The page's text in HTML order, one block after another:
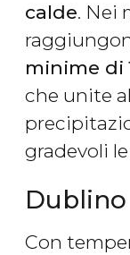
calde. Nei
minime di
che unite
gradevoli
Con